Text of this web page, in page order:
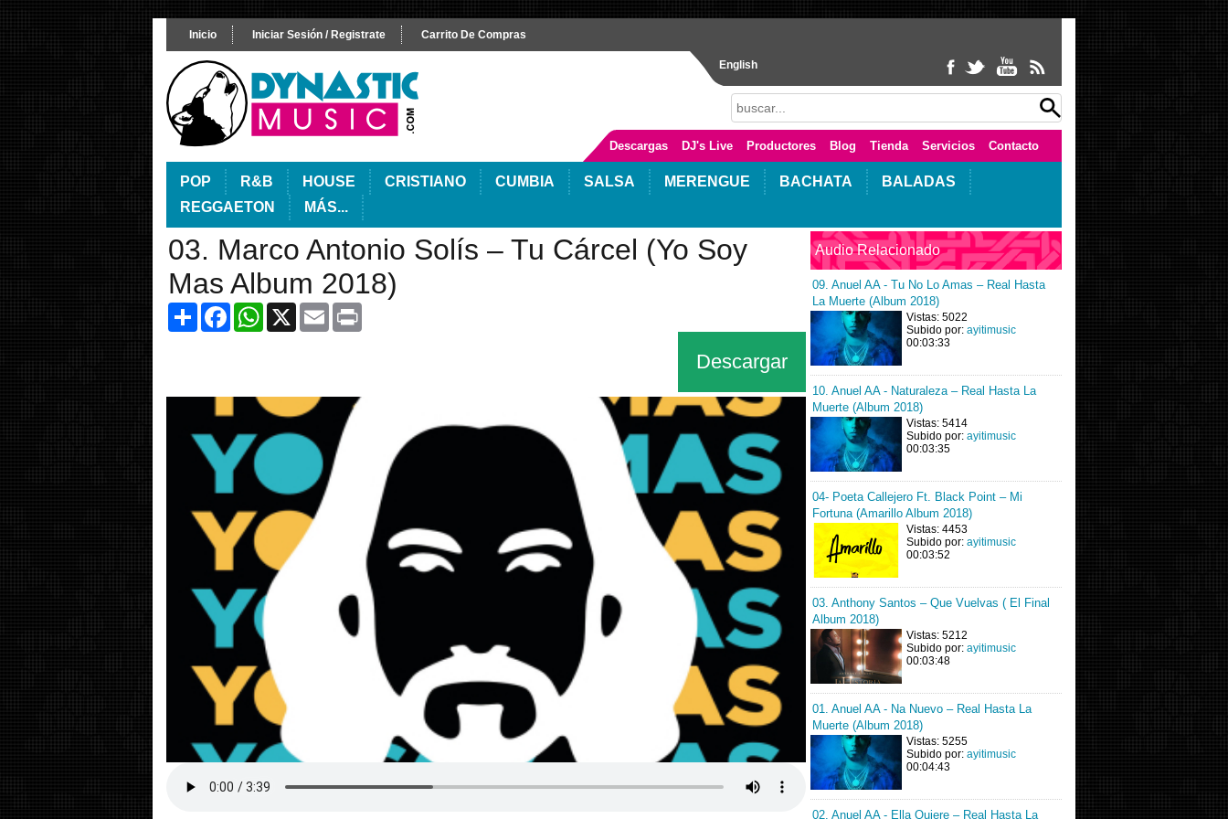
Inicio Iniciar Sesión / Registrate Carrito De Compras
English
Descargas DJ's Live Productores Blog Tienda Servicios Contacto
POP R&B HOUSE CRISTIANO CUMBIA SALSA MERENGUE BACHATA
BALADAS
REGGAETON
MÁS...
03. Marco Antonio Solís – Tu Cárcel (Yo Soy
Mas Album 2018)
ShareFacebookWhatsApp
X Email
Descargar
Audio Relacionado
09. Anuel AA - Tu No Lo Amas – Real Hasta
La Muerte (Album 2018)
Vistas: 5022
Subido por: ayitimusic
00:03:33
10. Anuel AA - Naturaleza – Real Hasta La
Muerte (Album 2018)
Vistas: 5414
Subido por: ayitimusic
00:03:35
04- Poeta Callejero Ft. Black Point – Mi
Fortuna (Amarillo Album 2018)
Vistas: 4453
Subido por: ayitimusic
00:03:52
03. Anthony Santos – Que Vuelvas ( El Final
Album 2018)
Vistas: 5212
Subido por: ayitimusic
00:03:48
01. Anuel AA - Na Nuevo – Real Hasta La
Muerte (Album 2018)
Vistas: 5255
Subido por: ayitimusic
00:04:43
02. Anuel AA - Ella Quiere – Real Hasta La